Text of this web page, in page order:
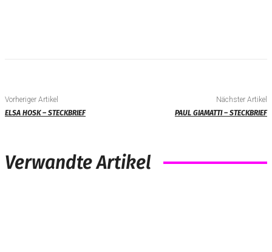
Vorheriger Artikel
ELSA HOSK – STECKBRIEF
Nächster Artikel
PAUL GIAMATTI – STECKBRIEF
Verwandte Artikel